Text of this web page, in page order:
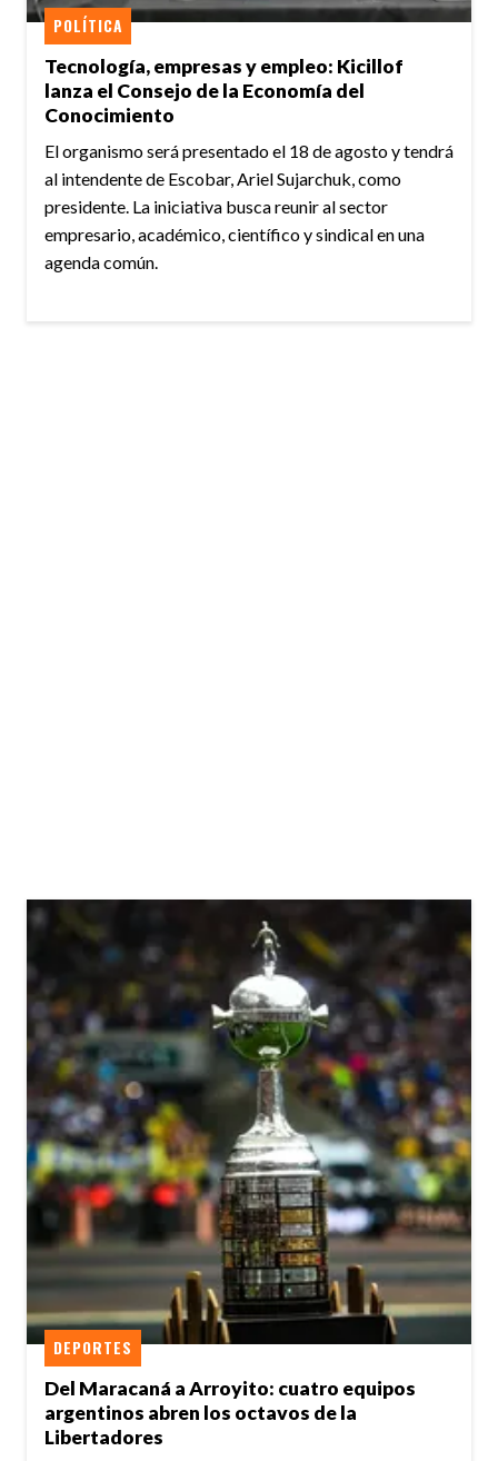
Tecnología, empresas y empleo: Kicillof
lanza el Consejo de la Economía del
Conocimiento
POLÍTICA
El organismo será presentado el 18 de agosto y tendrá
al intendente de Escobar, Ariel Sujarchuk, como
presidente. La iniciativa busca reunir al sector
empresario, académico, científico y sindical en una
agenda común.
Del Maracaná a Arroyito: cuatro equipos
argentinos abren los octavos de la
Libertadores
DEPORTES